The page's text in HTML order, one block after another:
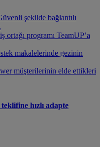
şekilde bağlantılı
ortağı programı TeamUP’a
makalelerinde gezinin
müşterilerinin elde ettikleri
hızlı adapte